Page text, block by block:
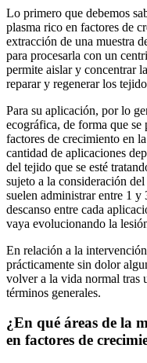
Lo primero que debemos
plasma rico en factores de
extracción de una muestra
para procesarla con un
permite aislar y concentrar
reparar y regenerar los
Para su aplicación, por lo
ecográfica, de forma que se
factores de crecimiento en
cantidad de aplicaciones
del tejido que se esté
sujeto a la consideración
suelen administrar entre 1 y
descanso entre cada
vaya evolucionando la
En relación a la
prácticamente sin dolor
volver a la vida normal tras
términos generales.
¿En qué áreas de la
en factores de